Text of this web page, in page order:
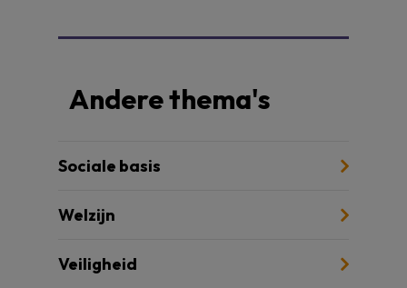
Andere thema's
Sociale basis
Welzijn
Veiligheid